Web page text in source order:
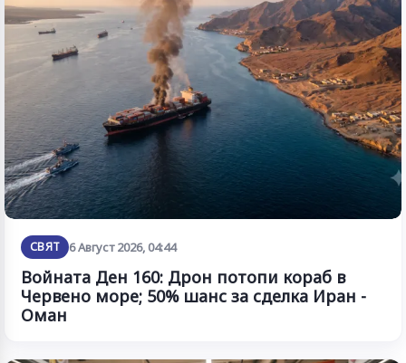
СВЯТ 6 Август 2026, 04:44
Войната Ден 160: Дрон потопи кораб в
Червено море; 50% шанс за сделка Иран -
Оман